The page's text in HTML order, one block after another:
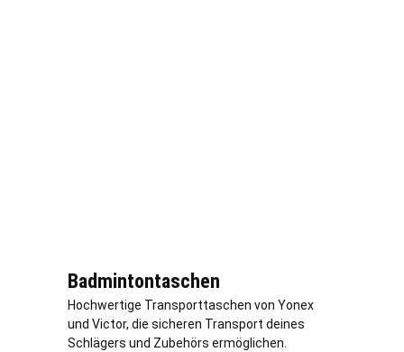
Badmintontaschen
Hochwertige Transporttaschen von Yonex
und Victor, die sicheren Transport deines
Schlägers und Zubehörs ermöglichen.